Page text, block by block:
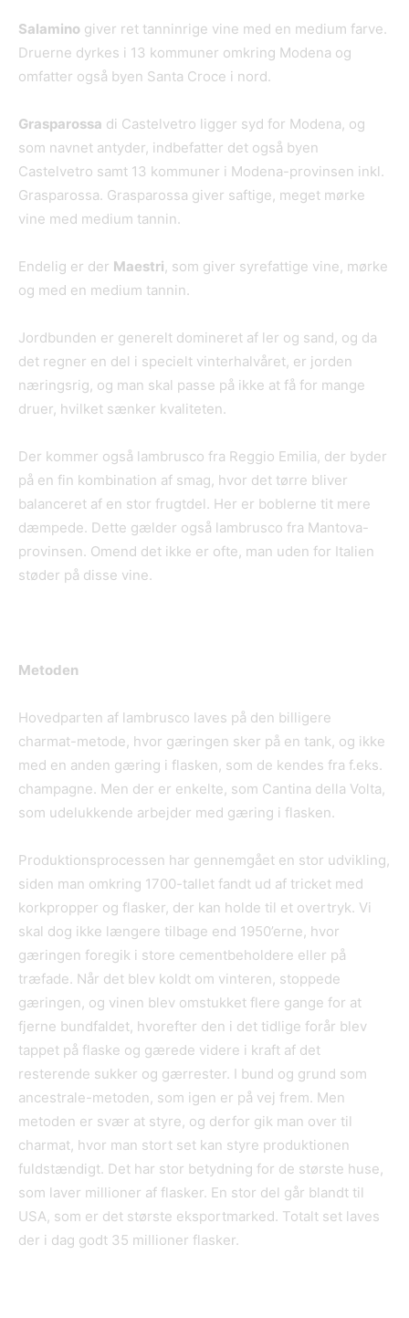
Salamino giver ret tanninrige vine med en medium farve.
Druerne dyrkes i 13 kommuner omkring Modena og
omfatter også byen Santa Croce i nord.
Grasparossa di Castelvetro ligger syd for Modena, og
som navnet antyder, indbefatter det også byen
Castelvetro samt 13 kommuner i Modena-provinsen inkl.
Grasparossa. Grasparossa giver saftige, meget mørke
vine med medium tannin.
Endelig er der Maestri, som giver syrefattige vine, mørke
og med en medium tannin.
Jordbunden er generelt domineret af ler og sand, og da
det regner en del i specielt vinterhalvåret, er jorden
næringsrig, og man skal passe på ikke at få for mange
druer, hvilket sænker kvaliteten.
Der kommer også lambrusco fra Reggio Emilia, der byder
på en fin kombination af smag, hvor det tørre bliver
balanceret af en stor frugtdel. Her er boblerne tit mere
dæmpede. Dette gælder også lambrusco fra Mantova-
provinsen. Omend det ikke er ofte, man uden for Italien
støder på disse vine.
Metoden
Hovedparten af lambrusco laves på den billigere
charmat-metode, hvor gæringen sker på en tank, og ikke
med en anden gæring i flasken, som de kendes fra f.eks.
champagne. Men der er enkelte, som Cantina della Volta,
som udelukkende arbejder med gæring i flasken.
Produktionsprocessen har gennemgået en stor udvikling,
siden man omkring 1700-tallet fandt ud af tricket med
korkpropper og flasker, der kan holde til et overtryk. Vi
skal dog ikke længere tilbage end 1950’erne, hvor
gæringen foregik i store cementbeholdere eller på
træfade. Når det blev koldt om vinteren, stoppede
gæringen, og vinen blev omstukket flere gange for at
fjerne bundfaldet, hvorefter den i det tidlige forår blev
tappet på flaske og gærede videre i kraft af det
resterende sukker og gærrester. I bund og grund som
ancestrale-metoden, som igen er på vej frem. Men
metoden er svær at styre, og derfor gik man over til
charmat, hvor man stort set kan styre produktionen
fuldstændigt. Det har stor betydning for de største huse,
som laver millioner af flasker. En stor del går blandt til
USA, som er det største eksportmarked. Totalt set laves
der i dag godt 35 millioner flasker.